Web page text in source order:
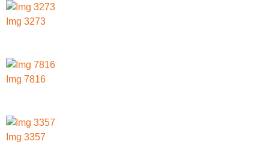
Img 3273
Img 7816
Img 3357